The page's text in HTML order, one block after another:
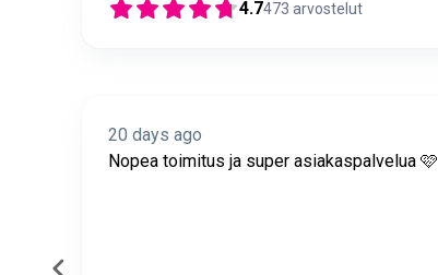
4.7473 arvostelut
20 days ago
Nopea toimitus ja super asiakaspalvelua 🩷